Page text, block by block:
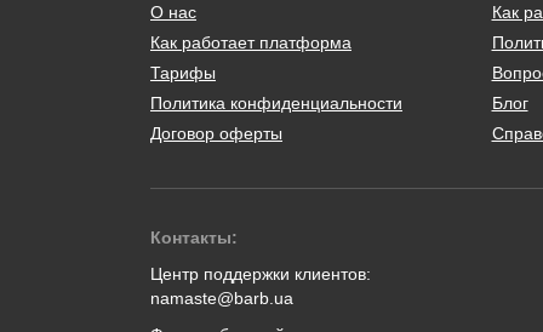
О нас
Как работает платформа
Тарифы
Политика конфиденциальности
Договор оферты
Как
Блог
Контакты:
Центр поддержки клиентов:
namaste@barb.ua